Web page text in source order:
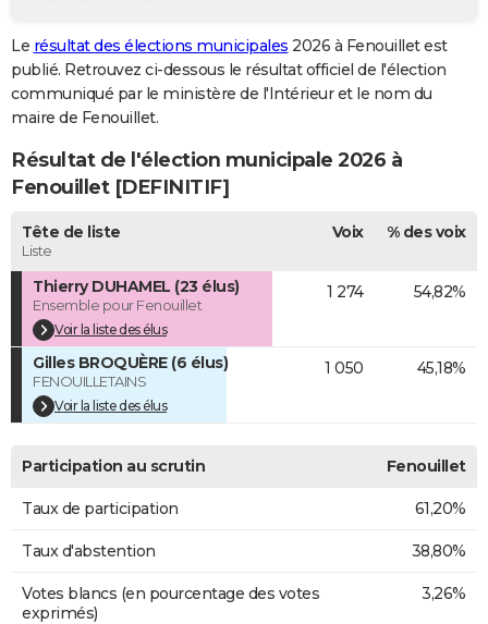
GUIDES D'ACHAT
BONS PLANS
CARTE DE VOEUX
Carte de Noël
Carte Bonne année
Carte Saint-Valentin
Carte Pâques
Carte d'anniversaire
Dictionnaire
Biographies
Citations
Expressions
Proverbes
PROGRAMME TV
COPAINS D'AVANT
S'inscrire
Se connecter
Lycées
Collèges
Primaires
Universités
Entreprises
Service militaire
Avis de recherche
AVIS DE DÉCÈS
FORUM
Bricolage
Lifestyle
Culture
Sport
Auto
Television
Voyage
Cinema
Le résultat des élections municipales 2026 à Fenouillet est
publié. Retrouvez ci-dessous le résultat officiel de l'élection
communiqué par le ministère de l'Intérieur et le nom du
maire de Fenouillet.
Résultat de l'élection municipale 2026 à
Fenouillet [DEFINITIF]
Tête de liste
Liste
Voix % des voix
Thierry DUHAMEL (23 élus)
Ensemble pour Fenouillet
Voir la liste des élus
1 274 54,82%
Gilles BROQUÈRE (6 élus)
FENOUILLETAINS
Voir la liste des élus
1 050 45,18%
Participation au scrutin Fenouillet
Taux de participation 61,20%
Taux d'abstention 38,80%
Votes blancs (en pourcentage des votes
exprimés)
3,26%